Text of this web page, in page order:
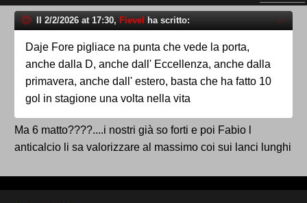
Il 2/2/2026 at 17:30, Fievel ha scritto:
Daje Fore pigliace na punta che vede la porta,
anche dalla D, anche dall' Eccellenza, anche dalla
primavera, anche dall' estero, basta che ha fatto 10
gol in stagione una volta nella vita
Ma 6 matto????....i nostri già so forti e poi Fabio l
anticalcio li sa valorizzare al massimo coi sui lanci lunghi